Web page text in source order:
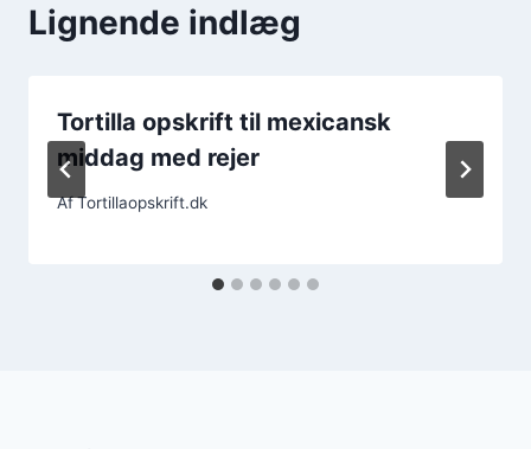
Lignende indlæg
Tortilla opskrift til mexicansk
middag med rejer
AfTortillaopskrift.dk